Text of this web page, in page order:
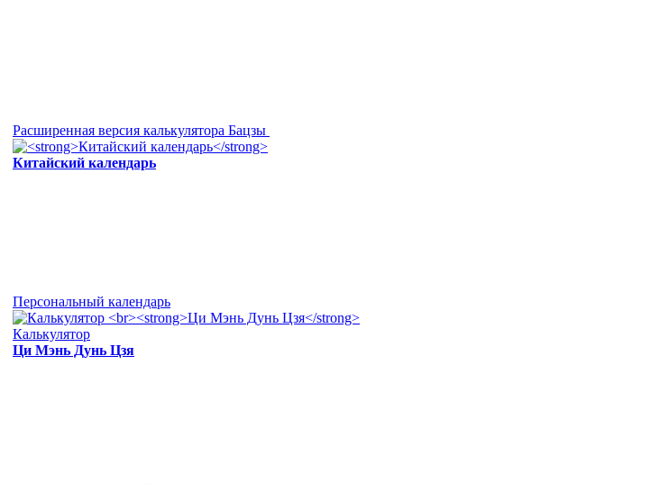
Расширенная версия калькулятора Бацзы
Китайский календарь
Персональный календарь
Калькулятор
Ци Мэнь Дунь Цзя